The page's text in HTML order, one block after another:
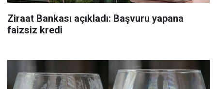
Ziraat Bankası açıkladı: Başvuru yapana
faizsiz kredi